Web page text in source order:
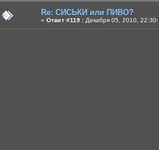
Re: СИСЬКИ или ПИВО?
« Ответ #119 : Декабря 05, 2010,